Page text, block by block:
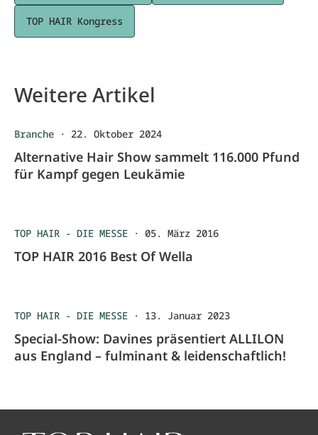
TOP HAIR Kongress
Weitere Artikel
Branche · 22. Oktober 2024
Alternative Hair Show sammelt 116.000 Pfund
für Kampf gegen Leukämie
TOP HAIR - DIE MESSE · 05. März 2016
TOP HAIR 2016 Best Of Wella
TOP HAIR - DIE MESSE · 13. Januar 2023
Special-Show: Davines präsentiert ALLILON
aus England – fulminant & leidenschaftlich!